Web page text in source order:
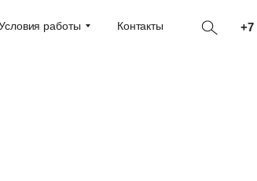
+7
работы Контакты